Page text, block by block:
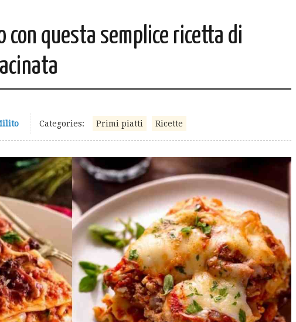
con questa semplice ricetta di
Categories: Primi piatti Ricette